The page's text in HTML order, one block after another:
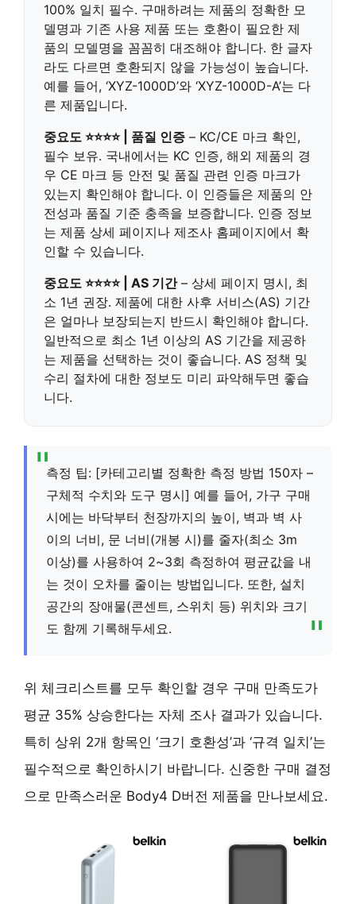
100% 일치 필수. 구매하려는 제품의 정확한 모
델명과 기존 사용 제품 또는 호환이 필요한 제
품의 모델명을 꼼꼼히 대조해야 합니다. 한 글자
라도 다르면 호환되지 않을 가능성이 높습니다.
예를 들어, ‘XYZ-1000D’와 ‘XYZ-1000D-A’는 다
른 제품입니다.
중요도 ⭐⭐⭐⭐ | 품질 인증 – KC/CE 마크 확인,
필수 보유. 국내에서는 KC 인증, 해외 제품의 경
우 CE 마크 등 안전 및 품질 관련 인증 마크가
있는지 확인해야 합니다. 이 인증들은 제품의 안
전성과 품질 기준 충족을 보증합니다. 인증 정보
는 제품 상세 페이지나 제조사 홈페이지에서 확
인할 수 있습니다.
중요도 ⭐⭐⭐⭐ | AS 기간– 상세 페이지 명시, 최
소 1년 권장. 제품에 대한 사후 서비스(AS) 기간
은 얼마나 보장되는지 반드시 확인해야 합니다.
일반적으로 최소 1년 이상의 AS 기간을 제공하
는 제품을 선택하는 것이 좋습니다. AS 정책 및
수리 절차에 대한 정보도 미리 파악해두면 좋습
니다.
측정 팁: [카테고리별 정확한 측정 방법 150자 –
구체적 수치와 도구 명시] 예를 들어, 가구 구매
시에는 바닥부터 천장까지의 높이, 벽과 벽 사
이의 너비, 문 너비(개봉 시)를 줄자(최소 3m
이상)를 사용하여 2~3회 측정하여 평균값을 내
는 것이 오차를 줄이는 방법입니다. 또한, 설치
공간의 장애물(콘센트, 스위치 등) 위치와 크기
도 함께 기록해두세요.
위 체크리스트를 모두 확인할 경우 구매 만족도가
평균 35% 상승한다는 자체 조사 결과가 있습니다.
특히 상위 2개 항목인 ‘크기 호환성’과 ‘규격 일치’는
필수적으로 확인하시기 바랍니다. 신중한 구매 결정
으로 만족스러운 Body4 D버전 제품을 만나보세요.